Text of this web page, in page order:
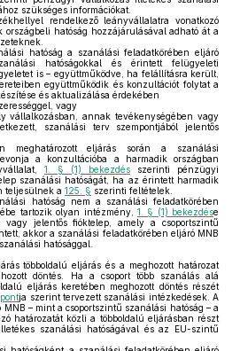
szükséges információkat.
rendelkező leányvállalatra vonatkozó
hatóság hozzájárulásával adható át a
hatóság a szanálási feladatkörében eljáró
hatóságokkal és érintett felügyeleti
is – együttműködve, ha felállításra került,
együttműködik és konzultációt folytat a
és aktualizálása érdekében
vagy
vállalkozásban, annak tevékenységében vagy
szanálási terv szempontjából jelentős
meghatározott eljárás során a szanálási
a konzultációba a harmadik országban
1. § (1) bekezdés szerinti pénzügyi
szanálási hatóságát, ha az érintett harmadik
teljesülnek a 125. § szerinti feltételek.
hatóság nem a szanálási feladatkörében
tartozik olyan intézmény, 1. § (1) bekezdése
jelentős fióktelep, amely a csoportszintű
akkor a szanálási feladatkörében eljáró MNB
hatósággal.
többoldalú eljárás és a meghozott határozat
döntés. Ha a csoport több szanálás alá
eljárás keretében meghozott döntés részét
ja szerint tervezett szanálási intézkedések. A
– mint a csoportszintű szanálási hatóság – a
határozatát közli a többoldalú eljárásban részt
szanálási hatóságával és az EU-szintű